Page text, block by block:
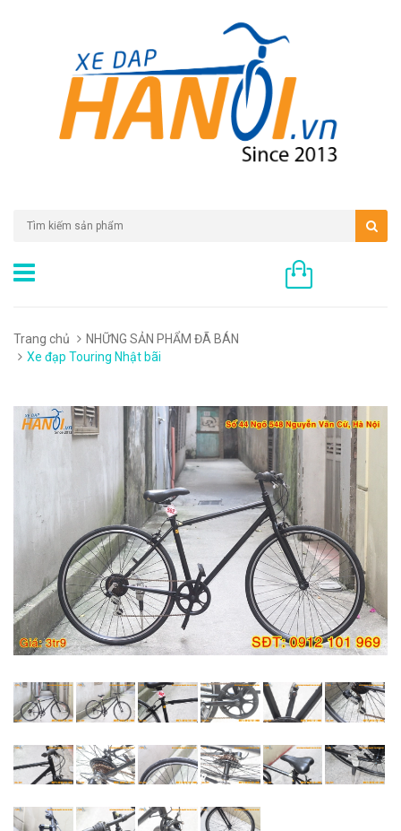
Trang chủ
NHỮNG SẢN PHẨM ĐÃ BÁN
Xe đạp Touring Nhật bãi